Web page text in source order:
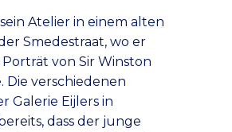
Atelier in einem alten
Smedestraat, wo er
von Sir Winston
verschiedenen
Galerie Eijlers in
dass der junge